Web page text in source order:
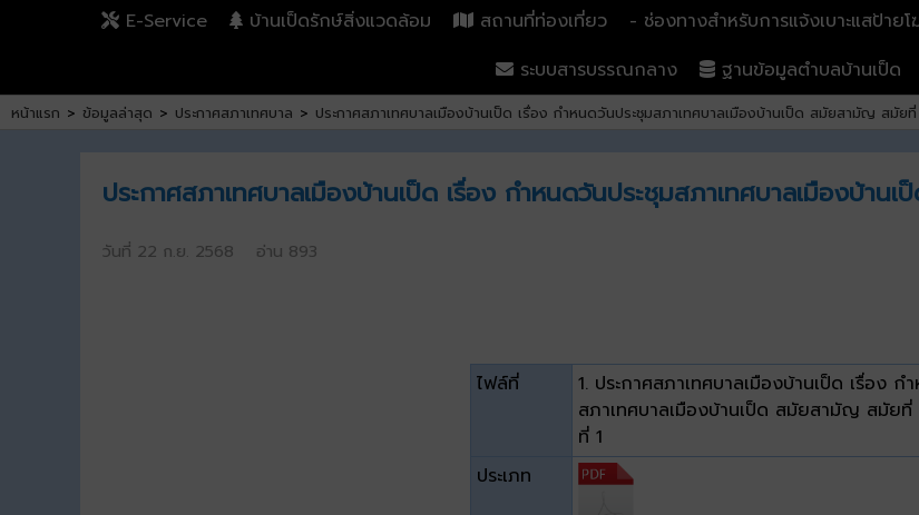
E-Service
บ้านเป็ดรักษ์สิ่งแวดล้อม สถานที่ท่องเที่ยว
- ช่องทางสำหรับการแจ้งเบาะแสป้า
ระบบสารบรรณกลาง
ฐานข้อมูลตำบลบ้านเป็ด
หน้าแรก > ข้อมูลล่าสุด > ประกาศสภาเทศบาล > ประกาศสภาเทศบาลเมืองบ้านเป็ด เรื่อง กำหนดวันประชุมสภาเทศบาลเมืองบ้านเป็ด สมัยสามัญ สมั
ประกาศสภาเทศบาลเมืองบ้านเป็ด เรื่อง กำหนดวันประชุมสภาเทศบาลเมืองบ้
วันที่ 22 ก.ย. 2568 อ่าน 893
ไฟล์ที่
1. ประกาศสภาเทศบาลเมืองบ้านเป็ด เรื่อง ก
สภาเทศบาลเมืองบ้านเป็ด สมัยสามัญ สมัย
ที่ 1
ประเภท